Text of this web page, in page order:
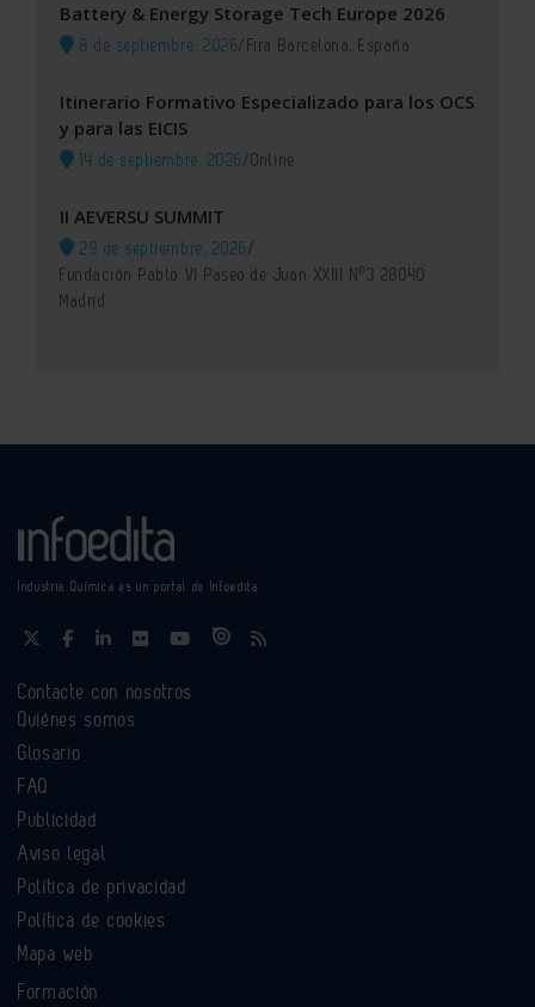
Battery & Energy Storage Tech Europe 2026
8 de septiembre, 2026/ Fira Barcelona, España
Itinerario Formativo Especializado para los OCS
y para las EICIS
14 de septiembre, 2026/Online
II AEVERSU SUMMIT
29 de septiembre, 2026/
Fundación Pablo VI Paseo de Juan XXIII Nº3 28040
Madrid
Industria Química es un portal de Infoedita
Contacte con nosotros
Quiénes somos
Glosario
FAQ
Publicidad
Aviso legal
Política de privacidad
Política de cookies
Mapa web
Formación